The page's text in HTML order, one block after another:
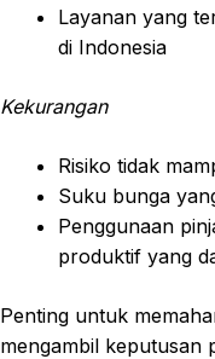
Layanan yang
di Indonesia
Kekurangan
Risiko tidak
Suku bunga
Penggunaan
produktif yang
Penting untuk
mengambil keputusan